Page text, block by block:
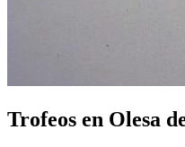
Trofeos en Olesa